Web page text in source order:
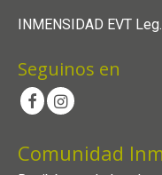
INMENSIDAD EVT
Seguinos en
Comunidad